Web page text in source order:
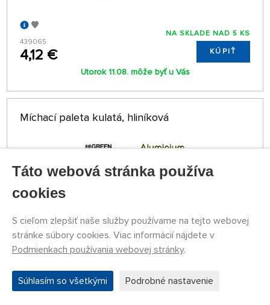
439065
4,12 €
NA SKLADE NAD 5 KS
KÚPIŤ
Utorok 11.08. môže byť u Vás
Míchací paleta kulatá, hliníková
GSW8436574500530ES
2,87 €
Táto webová stránka používa
cookies
S cieľom zlepšiť naše služby používame na tejto webovej
stránke súbory cookies. Viac informácií nájdete v
Podmienkach používania webovej stránky.
Súhlasím so všetkými Podrobné nastavenie